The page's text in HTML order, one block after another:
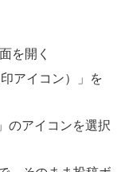
を開く
アイコン）」を
のアイコンを選択